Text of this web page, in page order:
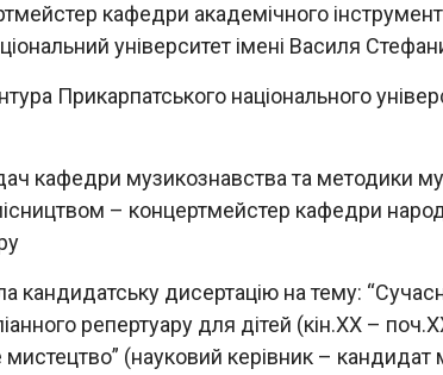
кафедри академічного
університет імені Василя
Прикарпатського національного
кафедри музикознавства та методики
– концертмейстер кафедри
кандидатську дисертацію на тему:
репертуару для дітей (кін.ХХ –
(науковий керівник – кандидат